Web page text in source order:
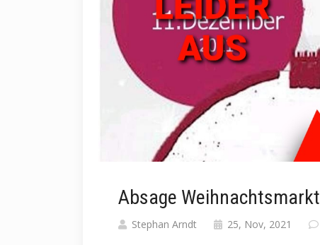
Absage Weihnachtsmarkt
Stephan Arndt 25, Nov, 2021